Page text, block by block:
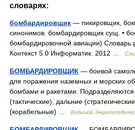
словарях:
бомбардировщик — пикировщик,
синонимов. бомбардировщик сущ. •
бомбардировочной авиации) Словарь
Контекст 5.0 Информатик. 2012 …
БОМБАРДИРОВЩИК — боевой
для поражения наземных и морских
бомбами и ракетами.
(тактические), дальние
(корабельные) …
Большой